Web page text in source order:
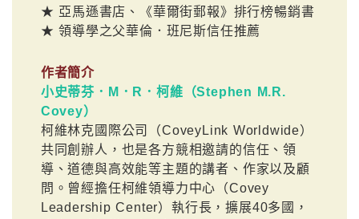
★ 亞馬遜書店、《華爾街郵報》排行榜暢銷書
★ 領導學之父華倫．班尼斯信任推薦
作者簡介
小史蒂芬．M．R．柯維（Stephen M.R.
Covey）
柯維林克國際公司（CoveyLink Worldwide）
共同創辦人，也是各方競相邀請的信任、領
導、道德與高效能等主題的講者、作家以及顧
問。曾經擔任柯維領導力中心（Covey
Leadership Center）執行長，擴展40多國，